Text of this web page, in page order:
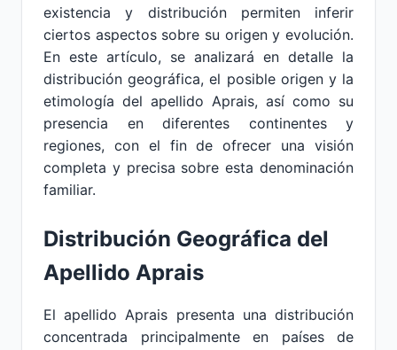
existencia y distribución permiten inferir
ciertos aspectos sobre su origen y evolución.
En este artículo, se analizará en detalle la
distribución geográfica, el posible origen y la
etimología del apellido Aprais, así como su
presencia en diferentes continentes y
regiones, con el fin de ofrecer una visión
completa y precisa sobre esta denominación
familiar.
Distribución Geográfica del
Apellido Aprais
El apellido Aprais presenta una distribución
concentrada principalmente en países de